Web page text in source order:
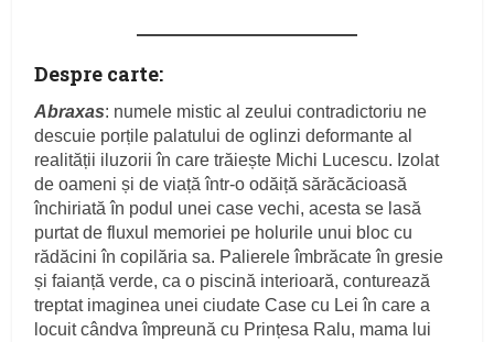
Despre carte:
Abraxas: numele mistic al zeului contradictoriu ne
descuie porțile palatului de oglinzi deformante al
realității iluzorii în care trăiește Michi Lucescu. Izolat
de oameni și de viață într-o odăiță sărăcăcioasă
închiriată în podul unei case vechi, acesta se lasă
purtat de fluxul memoriei pe holurile unui bloc cu
rădăcini în copilăria sa. Palierele îmbrăcate în gresie
și faianță verde, ca o piscină interioară, conturează
treptat imaginea unei ciudate Case cu Lei în care a
locuit cândva împreună cu Prințesa Ralu, mama lui